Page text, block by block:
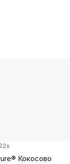
Кокосово